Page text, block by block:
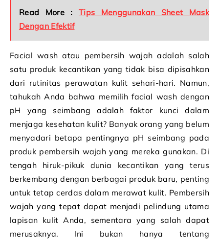
Read More :Tips Menggunakan Sheet Mask
Dengan Efektif
Facial wash atau pembersih wajah adalah salah
satu produk kecantikan yang tidak bisa dipisahkan
dari rutinitas perawatan kulit sehari-hari. Namun,
tahukah Anda bahwa memilih facial wash dengan
pH yang seimbang adalah faktor kunci dalam
menjaga kesehatan kulit? Banyak orang yang belum
menyadari betapa pentingnya pH seimbang pada
produk pembersih wajah yang mereka gunakan. Di
tengah hiruk-pikuk dunia kecantikan yang terus
berkembang dengan berbagai produk baru, penting
untuk tetap cerdas dalam merawat kulit. Pembersih
wajah yang tepat dapat menjadi pelindung utama
lapisan kulit Anda, sementara yang salah dapat
merusaknya. Ini bukan hanya tentang